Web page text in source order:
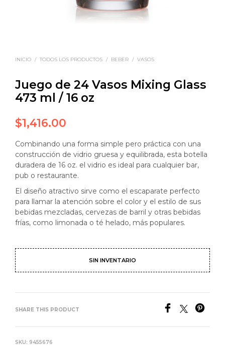
INICIO / TODOS LOS PRODUCTOS / BEBER / VASOS
Juego de 24 Vasos Mixing Glass
473 ml / 16 oz
$1,416.00
Combinando una forma simple pero práctica con una
construcción de vidrio gruesa y equilibrada, esta botella
duradera de 16 oz. el vidrio es ideal para cualquier bar,
pub o restaurante.
El diseño atractivo sirve como el escaparate perfecto
para llamar la atención sobre el color y el estilo de sus
bebidas mezcladas, cervezas de barril y otras bebidas
frías, como limonada o té helado, más populares.
SIN INVENTARIO
SHARE THIS PRODUCT
SKU: 9455676